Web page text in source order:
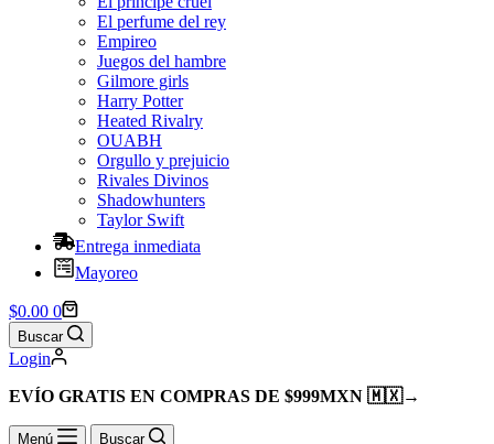
El perfume del rey
Empireo
Juegos del hambre
Gilmore girls
Harry Potter
Heated Rivalry
OUABH
Orgullo y prejuicio
Rivales Divinos
Shadowhunters
Taylor Swift
Entrega inmediata
Mayoreo
Shopping
cart
$0.00 0
Buscar
Login
EVÍO GRATIS EN COMPRAS DE $999MXN 🇲🇽→
Menú Buscar